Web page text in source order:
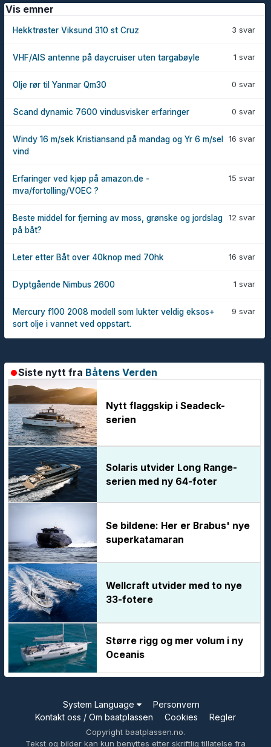
Vis emner
3 svar
Hekktrøster Viksund 310 st Cruz
1 svar
VHF/AIS antenne på daycruiser uten targabøyle
0 svar
Olje rør til Yanmar Qm30
0 svar
Scand dynamic 7600 vindusvisker erfaringer
16 svar
Windy 16 m/sek Kristiansand på mandag og Yr 6 m/sel
vind
15 svar
Erfaringer ved kjøp på amazon.de -
mva/fortolling/VOEC ?
12 svar
Beste middel for fjerning av moss, grønske og jordslag
på båt?
16 svar
Leter etter Båt over 40knop med 70hk
1 svar
Dyptgående Nimbus 2600
9 svar
Mercury f100 2008 modell som lukter veldig eksos+
sort olje i vannet ved oppstart.
Siste nytt fra Båtens Verden
Nytt flaggskip i Seadeck-
serien
Solaris utvider Long Range-
serien med ny 64-foter
Se bildene: Her er Brabus' nye
superkatamaran
Wellcraft utvider med to nye
33-fotere
Større rigg og mer volum i ny
Oceanis
System Language
Personvern
Kontakt oss / Om baatplassen
Cookies Regler
Copyright baatplassen.no.
Tekst og bilder kan kun benyttes etter skriftlig tillatelse fra